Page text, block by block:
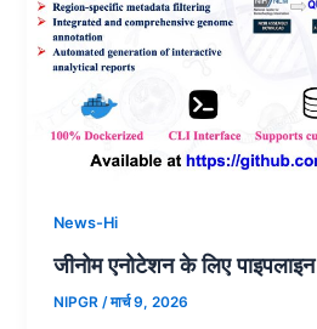
News-Hi
जीनोम एनोटेशन के लिए पाइपलाइन
NIPGR /मार्च 9, 2026